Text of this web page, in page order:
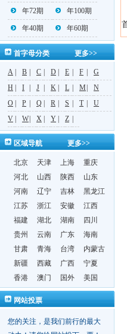
年72期 年100期
年40期 年60期
更多>>
首字母分类
A B C D E F
G
H
I J K L M
N
O
P Q R S T
U
V
W X Y Z
更多>>
区域导航
北京 天津 上海
重庆
河北
山西 陕西
山东
河南
辽宁 吉林
黑龙江
江苏
浙江 安徽
江西
福建
湖北 湖南
四川
贵州
云南 广东
海南
甘肃
青海 台湾
内蒙古
新疆
西藏 广西
宁夏
香港
澳门 国外 美国
网站投票
您的关注，是我们前行的最大